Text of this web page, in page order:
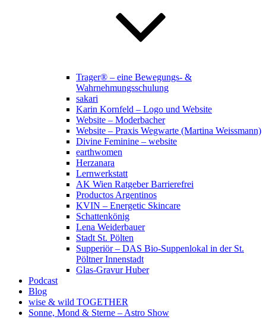
Trager® – eine Bewegungs- &
Wahrnehmungsschulung
sakari
Karin Kornfeld – Logo und Website
Website – Moderbacher
Website – Praxis Wegwarte (Martina Weissmann)
Divine Feminine – website
earthwomen
Herzanara
Lernwerkstatt
AK Wien Ratgeber Barrierefrei
Productos Argentinos
KVIN – Energetic Skincare
Schattenkönig
Lena Weiderbauer
Stadt St. Pölten
Supperiör – DAS Bio-Suppenlokal in der St.
Pöltner Innenstadt
Glas-Gravur Huber
Podcast
Blog
wise & wild TOGETHER
Sonne, Mond & Sterne – Astro Show